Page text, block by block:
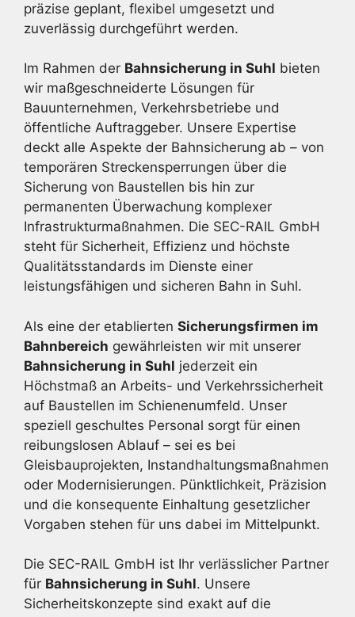
präzise geplant, flexibel umgesetzt und
zuverlässig durchgeführt werden.
Im Rahmen der Bahnsicherung in Suhl bieten
wir maßgeschneiderte Lösungen für
Bauunternehmen, Verkehrsbetriebe und
öffentliche Auftraggeber. Unsere Expertise
deckt alle Aspekte der Bahnsicherung ab – von
temporären Streckensperrungen über die
Sicherung von Baustellen bis hin zur
permanenten Überwachung komplexer
Infrastrukturmaßnahmen. Die SEC-RAIL GmbH
steht für Sicherheit, Effizienz und höchste
Qualitätsstandards im Dienste einer
leistungsfähigen und sicheren Bahn in Suhl.
Als eine der etablierten Sicherungsfirmen im
Bahnbereich gewährleisten wir mit unserer
Bahnsicherung in Suhl jederzeit ein
Höchstmaß an Arbeits- und Verkehrssicherheit
auf Baustellen im Schienenumfeld. Unser
speziell geschultes Personal sorgt für einen
reibungslosen Ablauf – sei es bei
Gleisbauprojekten, Instandhaltungsmaßnahmen
oder Modernisierungen. Pünktlichkeit, Präzision
und die konsequente Einhaltung gesetzlicher
Vorgaben stehen für uns dabei im Mittelpunkt.
Die SEC-RAIL GmbH ist Ihr verlässlicher Partner
für Bahnsicherung in Suhl. Unsere
Sicherheitskonzepte sind exakt auf die